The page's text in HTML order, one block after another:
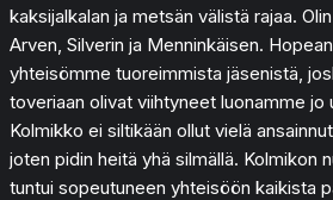
kaksijalkalan ja metsän välistä rajaa.
Arven, Silverin ja Menninkäisen.
yhteisömme tuoreimmista jäsenistä,
toveriaan olivat viihtyneet luonamme jo
Kolmikko ei siltikään ollut vielä
joten pidin heitä yhä silmällä. Kolmikon
tuntui sopeutuneen yhteisöön kaikista